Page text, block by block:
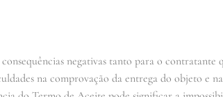
negativas tanto para o
na comprovação da entrega do objeto e